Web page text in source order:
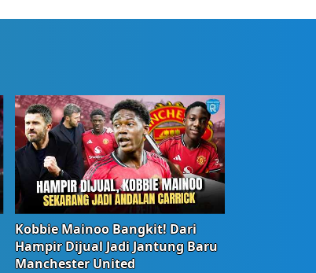
Kobbie Mainoo Bangkit! Dari
Hampir Dijual Jadi Jantung Baru
Manchester United